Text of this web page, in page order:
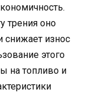
трения оно
снижает износ
этого
на топливо и